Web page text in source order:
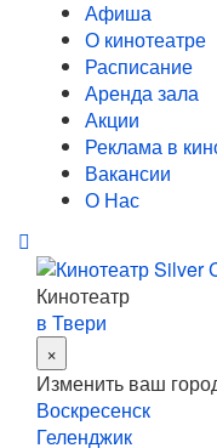
Афиша
О кинотеатре
Расписание
Аренда зала
Акции
Реклама в
Вакансии
О Нас
Кинотеатр
в Твери
×
Изменить ваш
Воскресенск
Геленджик